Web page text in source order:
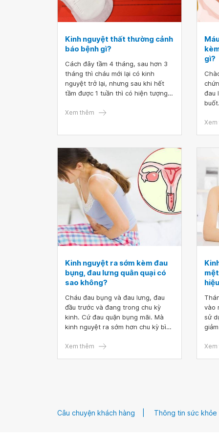
Kinh nguyệt thất thường cảnh
báo bệnh gì?
Cách đây tầm 4 tháng, sau hơn 3
tháng thì cháu mới lại có kinh
nguyệt trở lại, nhưng sau khi hết
tầm được 1 tuần thì có hiện tượng
màu thẫm, thỉnh thoảng là dạng
gần 4 tháng và tình trạng như vậy
vẫn tiếp tục. Cháu có đi siêu âm và
bác sĩ bảo bình thường, chỉ bị rối
loạn nội tiết. Cháu bị làm sao vậy
ạ? Mong bác sĩ tư vấn giúp!
Xem thêm
gì?
đau
đục,
Xem
Kinh nguyệt ra sớm kèm đau
bụng, đau lưng quằn quại có
sao không?
Cháu đau bụng và đau lưng, đau
đầu trước và đang trong chu kỳ
kinh. Cứ đau quặn bụng mãi. Mà
kinh nguyệt ra sớm hơn chu kỳ bình
cháu 28 ngày đều. Bây giờ mới 24
Xem thêm
vào
sử
xuất
lúc
Xem
Câu chuyện khách hàng Thông tin sức khỏe